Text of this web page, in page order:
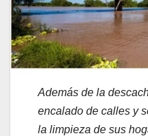
Además de la
encalado de calles y
la limpieza de sus